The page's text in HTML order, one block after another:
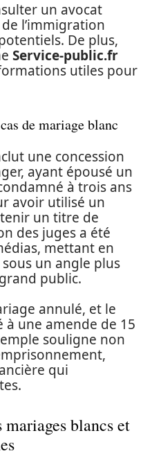
un avocat
l’immigration
De plus,
Service-public.fr
utiles pour
de mariage blanc
une concession
ayant épousé un
à trois ans
avoir utilisé un
un titre de
des juges a été
mettant en
un angle plus
public.
annulé, et le
à une amende de 15
souligne non
qui
blancs et